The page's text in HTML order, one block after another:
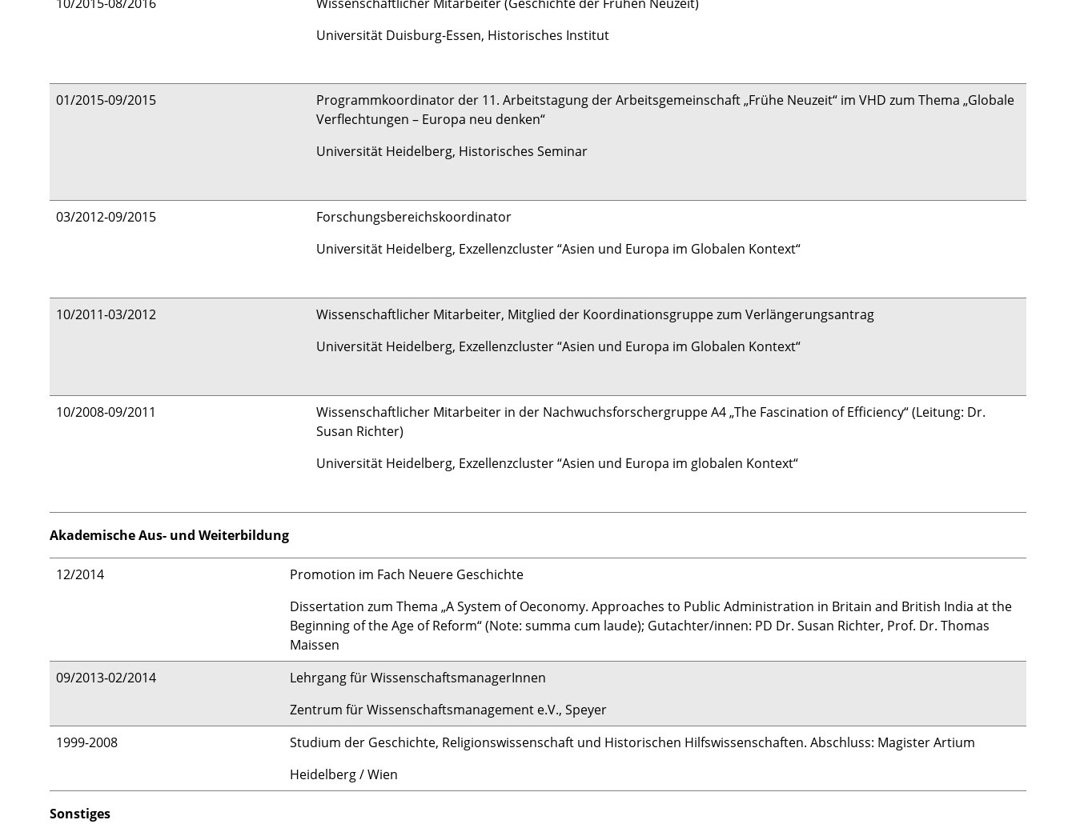
10/2015-08/2016
Wissenschaftlicher Mitarbeiter (Geschichte der Frühen Neuzeit)
Universität Duisburg-Essen, Historisches Institut
01/2015‑09/2015
Programmkoordinator der 11. Arbeitstagung der Arbeitsgemeinschaft „Frühe Neuzeit“ im VHD zum Thema „Globale
Verflechtungen – Europa neu denken“
Universität Heidelberg, Historisches Seminar
03/2012‑09/2015
Forschungsbereichskoordinator
Universität Heidelberg, Exzellenzcluster “Asien und Europa im Globalen Kontext“
10/2011‑03/2012
Wissenschaftlicher Mitarbeiter, Mitglied der Koordinationsgruppe zum Verlängerungsantrag
Universität Heidelberg, Exzellenzcluster “Asien und Europa im Globalen Kontext“
10/2008‑09/2011
Wissenschaftlicher Mitarbeiter in der Nachwuchsforschergruppe A4 „The Fascination of Efficiency“ (Leitung: Dr.
Susan Richter)
Universität Heidelberg, Exzellenzcluster “Asien und Europa im globalen Kontext“
Akademische Aus- und Weiterbildung
12/2014
Promotion im Fach Neuere Geschichte
Dissertation zum Thema „A System of Oeconomy. Approaches to Public Administration in Britain and British India at the
Beginning of the Age of Reform“ (Note: summa cum laude); Gutachter/innen: PD Dr. Susan Richter, Prof. Dr. Thomas
Maissen
09/2013‑02/2014
Lehrgang für WissenschaftsmanagerInnen
Zentrum für Wissenschaftsmanagement e.V., Speyer
1999-2008
Studium der Geschichte, Religionswissenschaft und Historischen Hilfswissenschaften. Abschluss: Magister Artium
Heidelberg / Wien
Sonstiges